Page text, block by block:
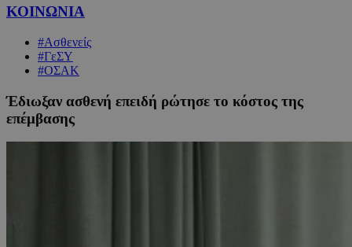
ΚΟΙΝΩΝΙΑ
#Ασθενείς
#ΓεΣΥ
#ΟΣΑΚ
Έδιωξαν ασθενή επειδή ρώτησε το κόστος της
επέμβασης